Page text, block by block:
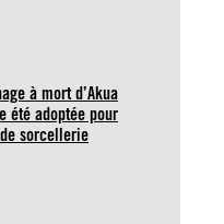
à mort d’Akua
été adoptée pour
sorcellerie